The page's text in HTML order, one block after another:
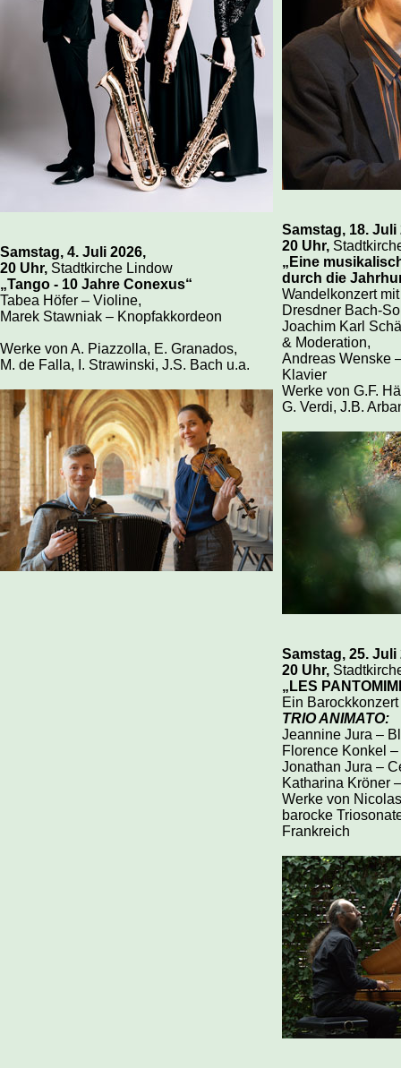
Samstag, 4. Juli 2026,
20 Uhr, Stadtkirche Lindow
„Tango - 10 Jahre Conexus“
Tabea Höfer – Violine,
Marek Stawniak – Knopfakkordeon
Werke von A. Piazzolla, E. Granados,
M. de Falla, I. Strawinski, J.S. Bach u.a.
Samstag, 18. Juli
20 Uhr,
„Eine
durch die
Wandelkonzert
Dresdner Bach-
Joachim Karl
& Moderation,
Andreas Wenske
Klavier
Werke von G.F.
G. Verdi, J.B.
Samstag, 25. Juli
20 Uhr,
„LES
Ein
TRIO ANIMATO:
Jeannine Jura –
Florence Konkel
Jonathan Jura –
Katharina Kröner
Werke von
barocke
Frankreich